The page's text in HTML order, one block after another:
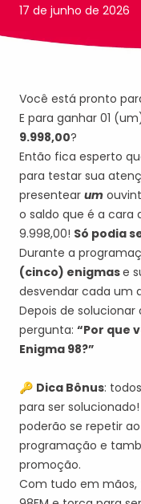
17 de junho de 2026
Você está pronto
E para ganhar 01
9.998,00?
Então fica esperto
para testar sua
presentear um
o saldo que é a cara
9.998,00! Só podia
Durante a
(cinco) enigmase
desvendar cada um
Depois de solucionar
pergunta: “Por que
Enigma 98?”
🔑 Dica Bônus:
para ser
poderão se repetir
programação e
promoção.
Com tudo em mãos,